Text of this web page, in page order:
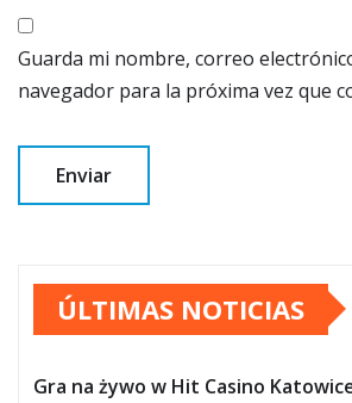
Guarda mi nombre, correo
navegador para la próxima vez que
ÚLTIMAS NOTICIAS
Gra na żywo w Hit Casino